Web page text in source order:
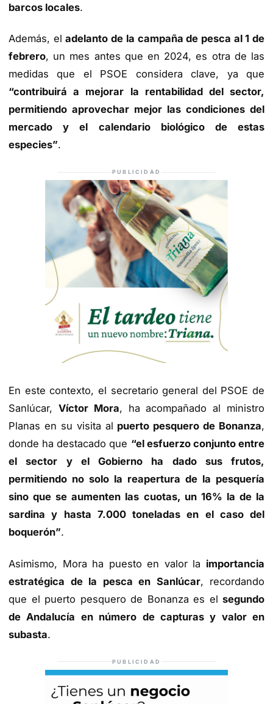
barcos locales.
Además, eladelanto de la campaña de pesca al 1 de
febrero, un mes antes que en 2024, es otra de las
medidas que el PSOE considera clave, ya que
“contribuirá a mejorar la rentabilidad del sector,
permitiendo aprovechar mejor las condiciones del
mercado y el calendario biológico de estas
especies”.
PUBLICIDAD
En este contexto, el secretario general del PSOE de
Sanlúcar, Víctor Mora, ha acompañado al ministro
Planas en su visita al puerto pesquero de Bonanza,
donde ha destacado que “el esfuerzo conjunto entre
el sector y el Gobierno ha dado sus frutos,
permitiendo no solo la reapertura de la pesquería
sino que se aumenten las cuotas, un 16% la de la
sardina y hasta 7.000 toneladas en el caso del
boquerón”.
Asimismo, Mora ha puesto en valor la importancia
estratégica de la pesca en Sanlúcar, recordando
que el puerto pesquero de Bonanza es el segundo
de Andalucía en número de capturas y valor en
subasta.
PUBLICIDAD